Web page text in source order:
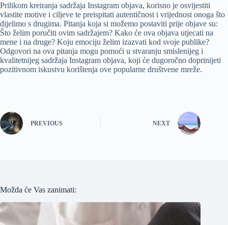
Prilikom kreiranja sadržaja Instagram objava, korisno je osvijestiti
vlastite motive i ciljeve te preispitati autentičnost i vrijednost onoga što
dijelimo s drugima. Pitanja koja si možemo postaviti prije objave su:
Što želim poručiti ovim sadržajem? Kako će ova objava utjecati na
mene i na druge? Koju emociju želim izazvati kod svoje publike?
Odgovori na ova pitanja mogu pomoći u stvaranju smislenijeg i
kvalitetnijeg sadržaja Instagram objava, koji će dugoročno doprinijeti
pozitivnom iskustvu korištenja ove popularne društvene mreže.
PREVIOUS NEXT
Možda će Vas zanimati: